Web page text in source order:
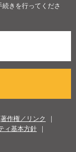
きを行ってくださ
著作権／リンク
ィ基本方針